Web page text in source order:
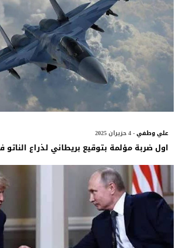
علي وطفي- 4 حزيران 2025
اول ضربة مؤلمة بتوقيع بريطاني لذراع